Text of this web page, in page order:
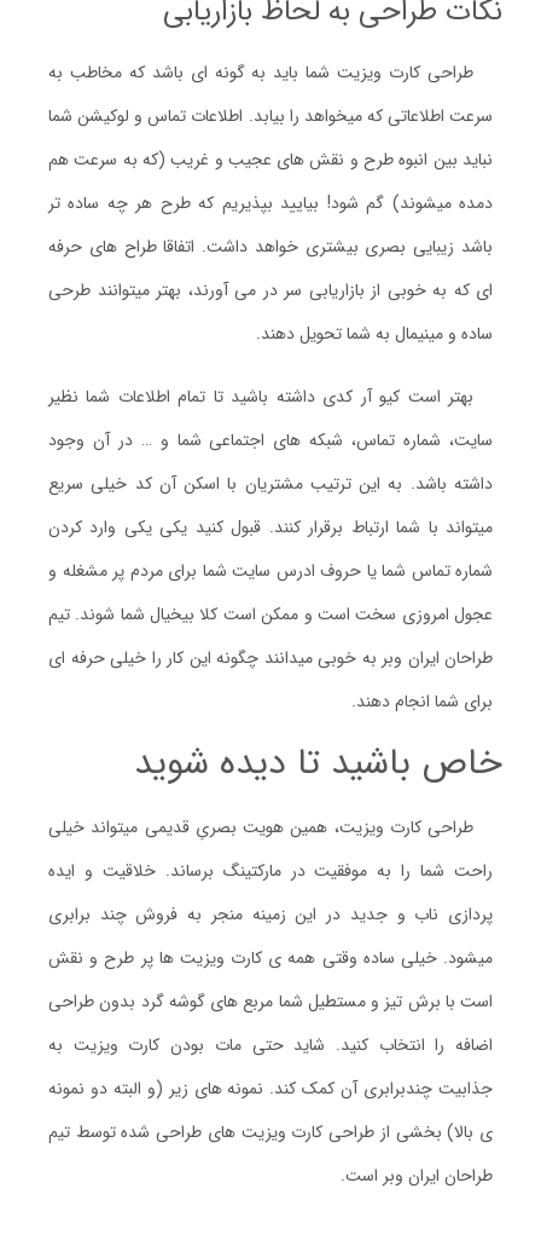
نکات طراحی به لحاظ بازاریابی
طراحی کارت ویزیت شما باید به گونه ای باشد که مخاطب به
سرعت اطلاعاتی که میخواهد را بیابد. اطلاعات تماس و لوکیشن شما
نباید بین انبوه طرح و نقش های عجیب و غریب (که به سرعت هم
دمده میشوند) گم شود! بیایید بپذیریم که طرح هر چه ساده تر
باشد زیبایی بصری بیشتری خواهد داشت. اتفاقا طراح های حرفه
ای که به خوبی از بازاریابی سر در می آورند، بهتر میتوانند طرحی
ساده و مینیمال به شما تحویل دهند.
بهتر است کیو آر کدی داشته باشید تا تمام اطلاعات شما نظیر
سایت، شماره تماس، شبکه های اجتماعی شما و … در آن وجود
داشته باشد. به این ترتیب مشتریان با اسکن آن کد خیلی سریع
میتواند با شما ارتباط برقرار کنند. قبول کنید یکی یکی وارد کردن
شماره تماس شما یا حروف ادرس سایت شما برای مردم پر مشغله و
عجول امروزی سخت است و ممکن است کلا بیخیال شما شوند. تیم
طراحان ایران وبر به خوبی میدانند چگونه این کار را خیلی حرفه ای
برای شما انجام دهند.
خاص باشید تا دیده شوید
طراحی کارت ویزیت، همین هویت بصریِ قدیمی میتواند خیلی
راحت شما را به موفقیت در مارکتینگ برساند. خلاقیت و ایده
پردازی ناب و جدید در این زمینه منجر به فروش چند برابری
میشود. خیلی ساده وقتی همه ی کارت ویزیت ها پر طرح و نقش
است با برش تیز و مستطیل شما مربع های گوشه گرد بدون طراحی
اضافه را انتخاب کنید. شاید حتی مات بودن کارت ویزیت به
جذابیت چندبرابری آن کمک کند. نمونه های زیر (و البته دو نمونه
ی بالا) بخشی از طراحی کارت ویزیت های طراحی شده توسط تیم
طراحان ایران وبر است.